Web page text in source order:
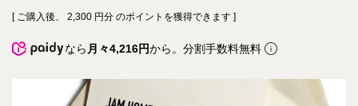
[ ご購入後、 2,300 円分 のポイントを獲得できます ]
なら 月々4,216円から。分割手数料無料